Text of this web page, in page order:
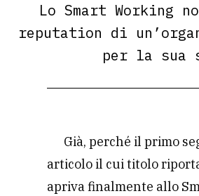
Lo Smart Working
reputation di
per la sua
Già, perché il primo
articolo il cui titolo
apriva finalmente allo